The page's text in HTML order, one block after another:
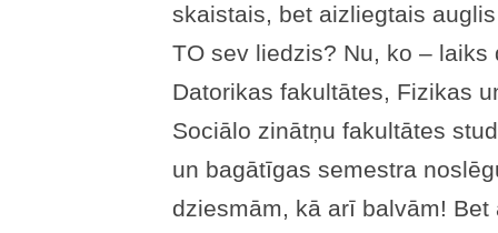
skaistais, bet aizliegtais
TO sev liedzis? Nu, ko – laiks
Datorikas fakultātes, Fizikas
Sociālo zinātņu fakultātes
un bagātīgas semestra
dziesmām, kā arī balvām!